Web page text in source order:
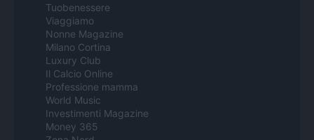
Tuobenessere
Viaggiamo
Nonne Magazine
Milano Cortina
Luxury Club
Il Calcio Online
Professione mamma
World Music
Investimenti Magazine
Money 365